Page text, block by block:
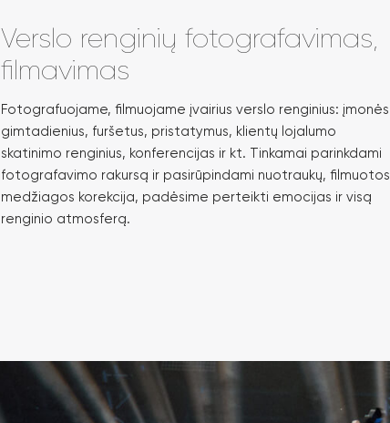
Verslo renginių fotografavimas,
filmavimas
Fotografuojame, filmuojame įvairius verslo renginius: įmonės
gimtadienius, furšetus, pristatymus, klientų lojalumo
skatinimo renginius, konferencijas ir kt. Tinkamai parinkdami
fotografavimo rakursą ir pasirūpindami nuotraukų, filmuotos
medžiagos korekcija, padėsime perteikti emocijas ir visą
renginio atmosferą.